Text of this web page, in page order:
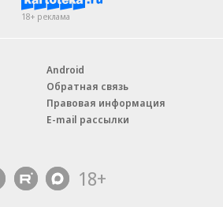
18+ реклама
Android
Обратная связь
Правовая информация
E-mail рассылки
18+